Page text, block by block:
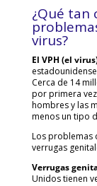
¿Qué tan
virus?
El VPH (el
Cerca de 14
por primera
hombres y las
menos un tipo
Los problemas
verrugas
Verrugas
Unidos tienen